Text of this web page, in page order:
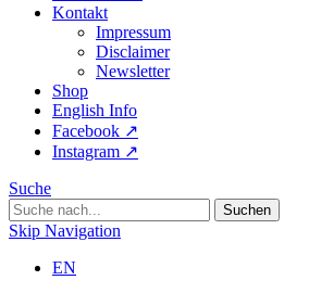
Kontakt
Impressum
Disclaimer
Newsletter
Shop
English Info
Facebook ↗︎
Instagram ↗︎
Suche
Skip Navigation
EN